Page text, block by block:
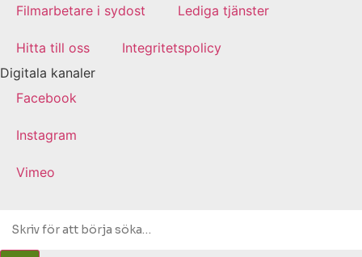
Filmarbetare i sydost Lediga tjänster
Hitta till oss
Integritetspolicy
Digitala kanaler
Facebook
Instagram
Vimeo